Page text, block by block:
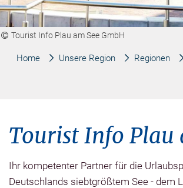
Tourist Info Plau am See GmbH
Home Unsere Region Regionen
Tourist Info Plau
Ihr kompetenter Partner für die
Deutschlands siebtgrößtem See - dem